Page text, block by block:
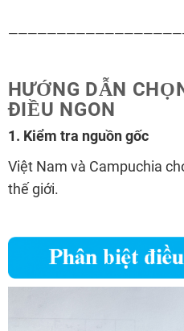
HƯỚNG DẪN
ĐIỀU NGON
1. Kiểm tra nguồn gốc
Việt Nam và Campuchia
thế giới.